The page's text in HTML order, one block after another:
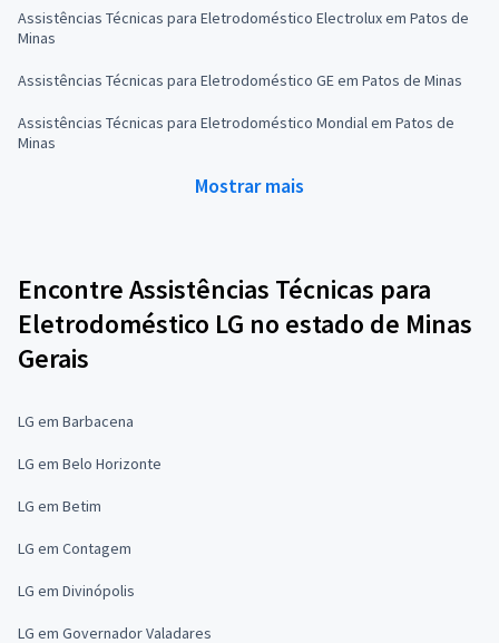
Assistências Técnicas para Eletrodoméstico Electrolux em Patos de
Minas
Assistências Técnicas para Eletrodoméstico GE em Patos de Minas
Assistências Técnicas para Eletrodoméstico Mondial em Patos de
Minas
Mostrar mais
Encontre Assistências Técnicas para
Eletrodoméstico LG no estado de Minas
Gerais
LG em Barbacena
LG em Belo Horizonte
LG em Betim
LG em Contagem
LG em Divinópolis
LG em Governador Valadares